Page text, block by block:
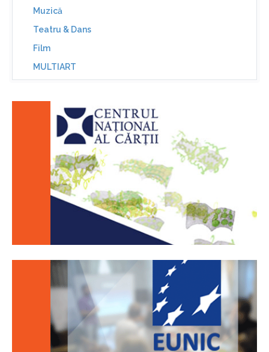
Muzică
Teatru & Dans
Film
MULTIART